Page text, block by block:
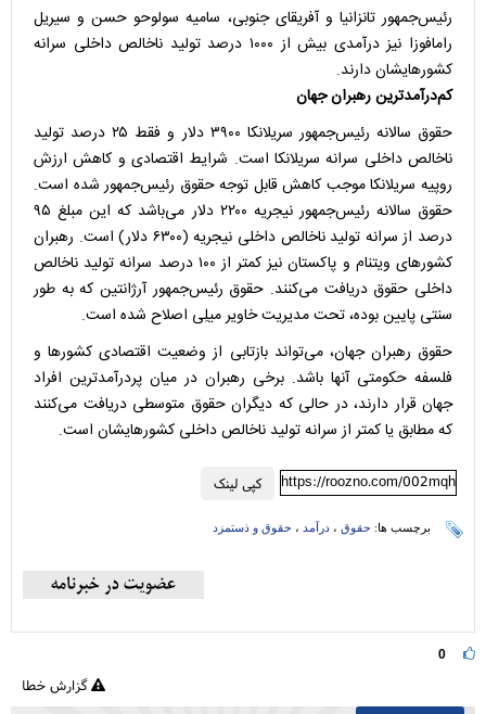
رئیس‌جمهور تانزانیا و آفریقای جنوبی، سامیه سولوحو حسن و سیریل
رامافوزا نیز درآمدی بیش از ۱۰۰۰ درصد تولید ناخالص داخلی سرانه
کشورهایشان دارند.
کم‌درآمدترین رهبران جهان
حقوق سالانه رئیس‌جمهور سریلانکا ۳۹۰۰ دلار و فقط ۲۵ درصد تولید
ناخالص داخلی سرانه سریلانکا است. شرایط اقتصادی و کاهش ارزش
روپیه سریلانکا موجب کاهش قابل توجه حقوق رئیس‌جمهور شده است.
حقوق سالانه رئیس‌جمهور نیجریه ۲۲۰۰ دلار می‌باشد که این مبلغ ۹۵
درصد از سرانه تولید ناخالص داخلی نیجریه (۶۳۰۰ دلار) است. رهبران
کشورهای ویتنام و پاکستان نیز کمتر از ۱۰۰ درصد سرانه تولید ناخالص
داخلی حقوق دریافت می‌کنند. حقوق رئیس‌جمهور آرژانتین که به طور
سنتی پایین بوده، تحت مدیریت خاویر میلِی اصلاح شده است.
حقوق رهبران جهان، می‌تواند بازتابی از وضعیت اقتصادی کشورها و
فلسفه حکومتی آنها باشد. برخی رهبران در میان پردرآمدترین افراد
جهان قرار دارند، در حالی که دیگران حقوق متوسطی دریافت می‌کنند
که مطابق یا کمتر از سرانه تولید ناخالص داخلی کشورهایشان است.
کپی لینک https://roozno.com/002mqh
برچسب ها: حقوق ، درآمد ، حقوق و ذستمزد
0
گزارش خطا